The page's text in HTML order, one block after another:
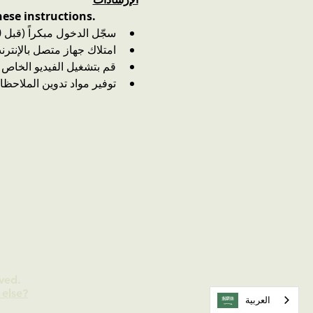
instructions.
سجّل الدخول مبكراً (قبل 10 دقائق على الأقل من موعد البدء). لن يتم قبول أي شخص بعد وقت البدء.
امتلاك جهاز متصل
قم بتشغيل الفيديو
توفير مواد تدوين
العربية‏